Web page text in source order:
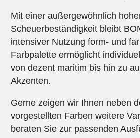
Mit einer außergewöhnlich
Scheuerbeständigkeit bleibt
intensiver Nutzung form- und
Farbpalette ermöglicht
von dezent maritim bis hin zu
Akzenten.
Gerne zeigen wir Ihnen neben
vorgestellten Farben weitere
beraten Sie zur passenden